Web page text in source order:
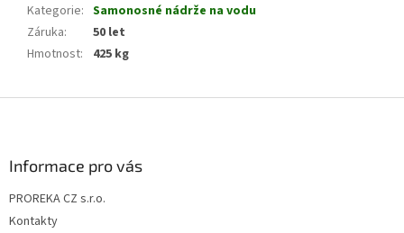
Kategorie: Samonosné nádrže na vodu
Záruka:
50 let
Hmotnost: 425 kg
Informace pro vás
PROREKA CZ s.r.o.
Kontakty